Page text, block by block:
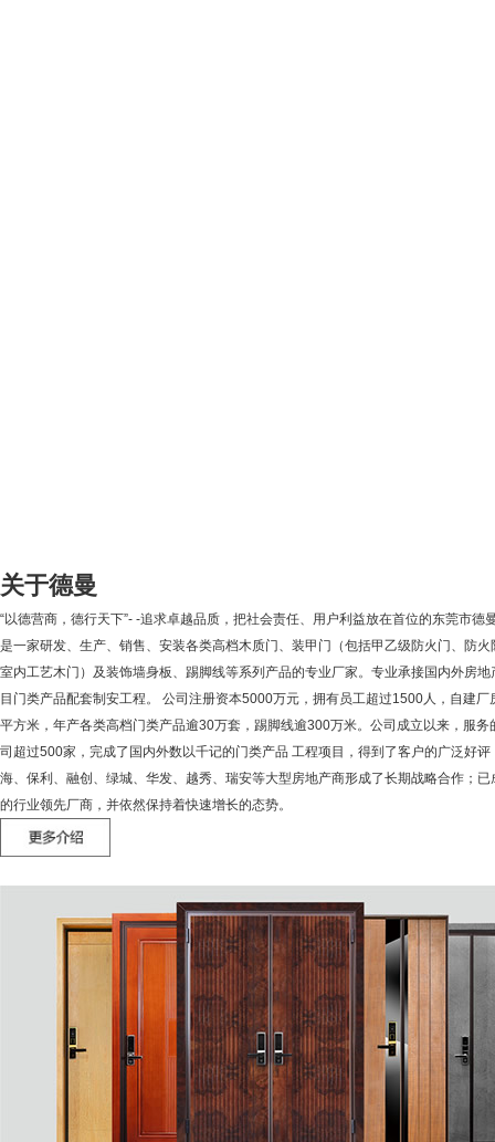
关于德曼
“以德营商，德行天下”- -追求卓越品质，把社会责任、用户利益放在首位的东莞市德
是一家研发、生产、销售、安装各类高档木质门、装甲门（包括甲乙级防火门、防火
室内工艺木门）及装饰墙身板、踢脚线等系列产品的专业厂家。专业承接国内外房地
目门类产品配套制安工程。 公司注册资本5000万元，拥有员工超过1500人，自建厂
平方米，年产各类高档门类产品逾30万套，踢脚线逾300万米。公司成立以来，服务
司超过500家，完成了国内外数以千记的门类产品 工程项目，得到了客户的广泛好评
海、保利、融创、绿城、华发、越秀、瑞安等大型房地产商形成了长期战略合作；已
的行业领先厂商，并依然保持着快速增长的态势。